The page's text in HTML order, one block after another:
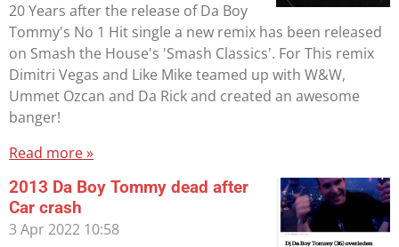
20 Years after the release of Da Boy
Tommy's No 1 Hit single a new remix has been released
on Smash the House's 'Smash Classics'. For This remix
Dimitri Vegas and Like Mike teamed up with W&W,
Ummet Ozcan and Da Rick and created an awesome
banger!
Read more »
2013 Da Boy Tommy dead after
Car crash
3 Apr 2022 10:58